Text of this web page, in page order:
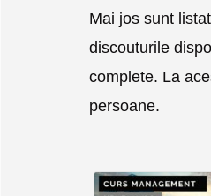
Mai jos sunt
discouturile
complete. La
persoane.